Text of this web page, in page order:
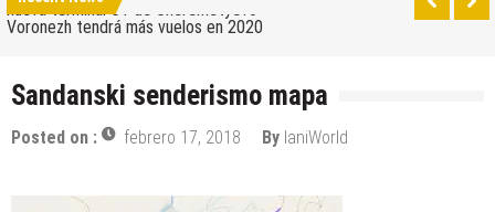
nueva terminal C1 de Sheremetyevo
Voronezh tendrá más vuelos en 2020
Saratov tiene su nuevo aeropuerto
Wizz Air expande su base de Skopje y agrega
Sandanski senderismo mapa
Posted on : febrero 17, 2018 By IaniWorld